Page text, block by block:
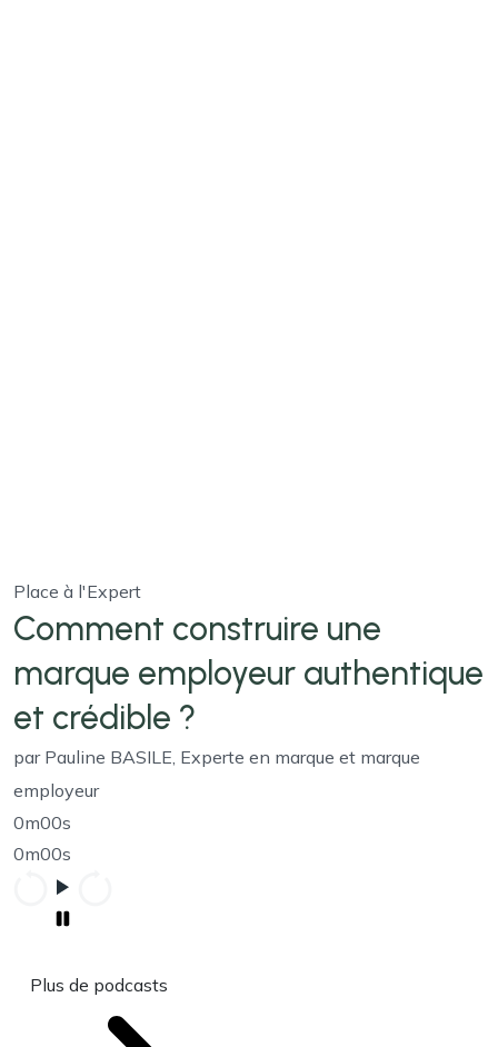
Place à l'Expert
Comment construire une
marque employeur authentique
et crédible ?
par Pauline BASILE, Experte en marque et marque
employeur
0m00s
0m00s
Plus de podcasts